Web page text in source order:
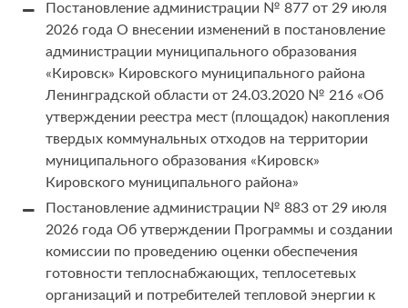
Постановление администрации № 877 от 29 июля
2026 года О внесении изменений в постановление
администрации муниципального образования
«Кировск» Кировского муниципального района
Ленинградской области от 24.03.2020 № 216 «Об
утверждении реестра мест (площадок) накопления
твердых коммунальных отходов на территории
муниципального образования «Кировск»
Кировского муниципального района»
Постановление администрации № 883 от 29 июля
2026 года Об утверждении Программы и создании
комиссии по проведению оценки обеспечения
готовности теплоснабжающих, теплосетевых
организаций и потребителей тепловой энергии к